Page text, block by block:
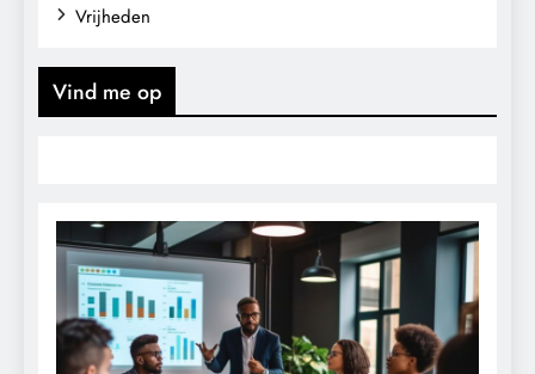
Vrijheden
Vind me op